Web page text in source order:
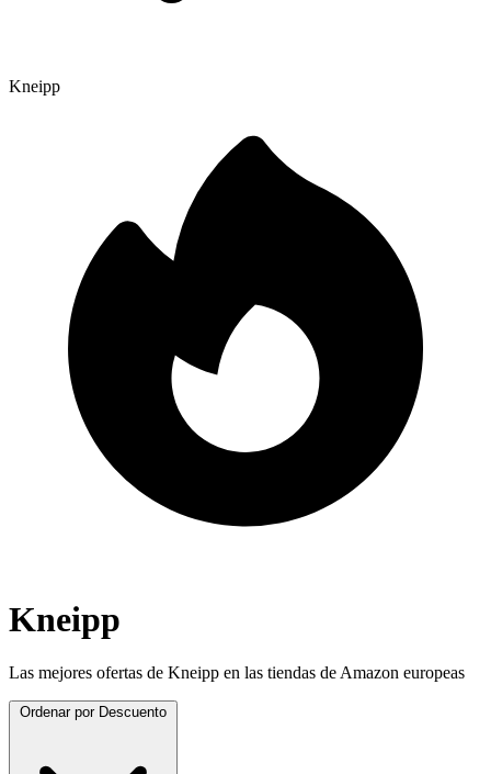
Kneipp
Kneipp
Las mejores ofertas de Kneipp en las tiendas de Amazon europeas
Ordenar por Descuento